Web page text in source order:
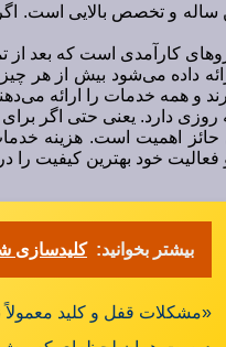
ساله و تخصص بالایی است.
کارآمدی است که بعد
داده می‌شود بیش از هر
و همه خدمات را ارائه
دارد. یعنی حتی اگر
اهمیت است. هزینه
خود بهترین کیفیت را
بیشتر بخوانید: کلیدسازی
«مشکلات قفل و کلید معمولاً